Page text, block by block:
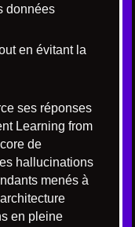
données
en évitant la
ses réponses
Learning from
de
hallucinations
menés à
en pleine